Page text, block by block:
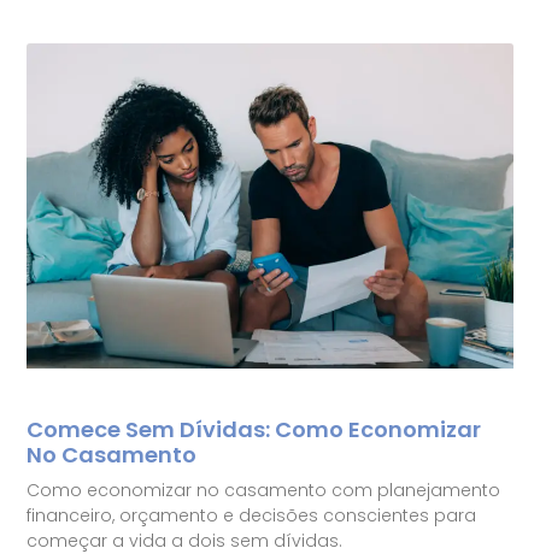
Comece Sem Dívidas: Como Economizar
No Casamento
Como economizar no casamento com planejamento
financeiro, orçamento e decisões conscientes para
começar a vida a dois sem dívidas.